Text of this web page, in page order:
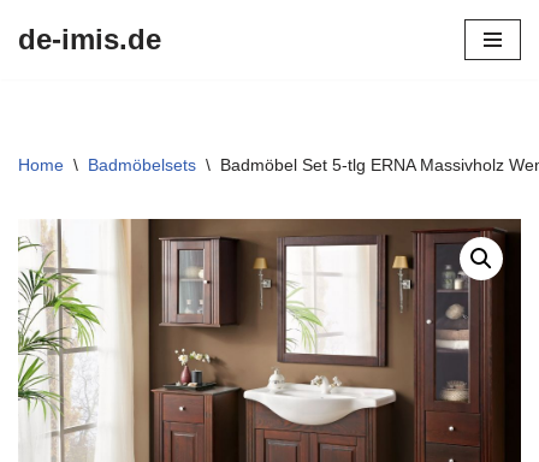
de-imis.de
Home \ Badmöbelsets \ Badmöbel Set 5-tlg ERNA Massivholz